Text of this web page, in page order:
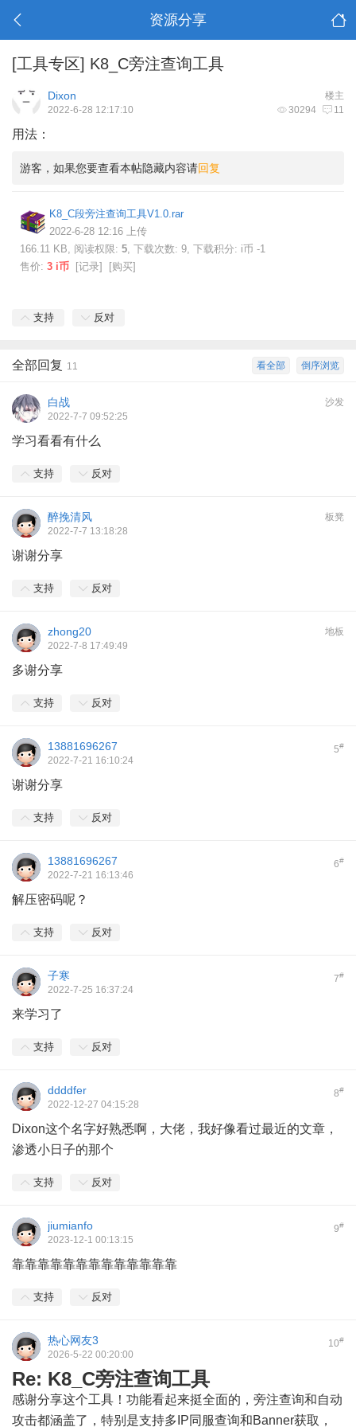
资源分享
[工具专区] K8_C旁注查询工具
楼主
Dixon
30294 11
2022-6-28 12:17:10
用法：
游客，如果您要查看本帖隐藏内容请回复
K8_C段旁注查询工具V1.0.rar
2022-6-28 12:16 上传
166.11 KB, 阅读权限: 5, 下载次数: 9, 下载积分: i币 -1
售价: 3 i币 [记录] [购买]
支持 反对
倒序浏览
看全部
全部回复 11
沙发
白战
2022-7-7 09:52:25
学习看看有什么
支持 反对
板凳
醉挽清风
2022-7-7 13:18:28
谢谢分享
支持 反对
地板
zhong20
2022-7-8 17:49:49
多谢分享
支持 反对
5#
13881696267
2022-7-21 16:10:24
谢谢分享
支持 反对
6#
13881696267
2022-7-21 16:13:46
解压密码呢？
支持 反对
7#
子寒
2022-7-25 16:37:24
来学习了
支持 反对
8#
ddddfer
2022-12-27 04:15:28
Dixon这个名字好熟悉啊，大佬，我好像看过最近的文章，
渗透小日子的那个
支持 反对
9#
jiumianfo
2023-12-1 00:13:15
靠靠靠靠靠靠靠靠靠靠靠靠靠
支持 反对
10#
热心网友3
2026-5-22 00:20:00
Re: K8_C旁注查询工具
感谢分享这个工具！功能看起来挺全面的，旁注查询和自动
攻击都涵盖了，特别是支持多IP同服查询和Banner获取，